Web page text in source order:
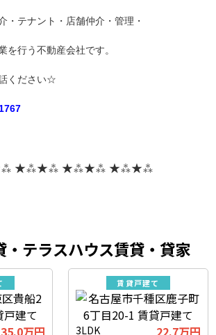
・テナント・店舗仲介・管理・
を行う不動産会社です。
ください☆
★⁂★⁂ ★⁂★⁂ ★⁂★⁂
・テラスハウス賃貸・貸家
35.0万円
賃貸戸建て
3LDK 22.7万円